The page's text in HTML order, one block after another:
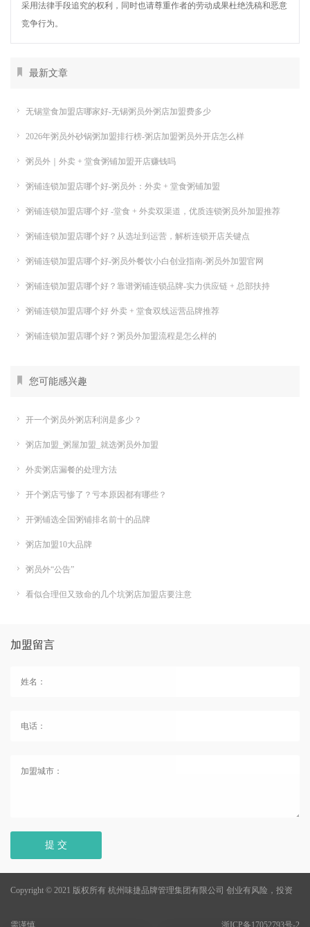
采用法律手段追究的权利，同时也请尊重作者的劳动成果杜绝洗稿和恶意
竞争行为。
最新文章
无锡堂食加盟店哪家好-无锡粥员外粥店加盟费多少
2026年粥员外砂锅粥加盟排行榜-粥店加盟粥员外开店怎么样
粥员外｜外卖 + 堂食粥铺加盟开店赚钱吗
粥铺连锁加盟店哪个好-粥员外：外卖 + 堂食粥铺加盟
粥铺连锁加盟店哪个好 -堂食 + 外卖双渠道，优质连锁粥员外加盟推荐
粥铺连锁加盟店哪个好？从选址到运营，解析连锁开店关键点
粥铺连锁加盟店哪个好-粥员外餐饮小白创业指南-粥员外加盟官网
粥铺连锁加盟店哪个好？靠谱粥铺连锁品牌-实力供应链 + 总部扶持
粥铺连锁加盟店哪个好 外卖 + 堂食双线运营品牌推荐
粥铺连锁加盟店哪个好？粥员外加盟流程是怎么样的
您可能感兴趣
开一个粥员外粥店利润是多少？
粥店加盟_粥屋加盟_就选粥员外加盟
外卖粥店漏餐的处理方法
开个粥店亏惨了？亏本原因都有哪些？
开粥铺选全国粥铺排名前十的品牌
粥店加盟10大品牌
粥员外“公告”
看似合理但又致命的几个坑粥店加盟店要注意
加盟留言
提 交
Copyright © 2021 版权所有 杭州味捷品牌管理集团有限公司 创业有风险，投资